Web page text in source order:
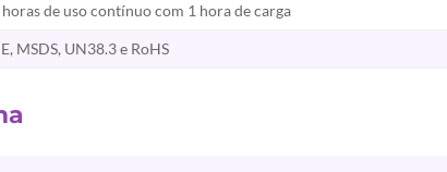
horas de uso contínuo com 1 hora de carga
MSDS, UN38.3 e RoHS